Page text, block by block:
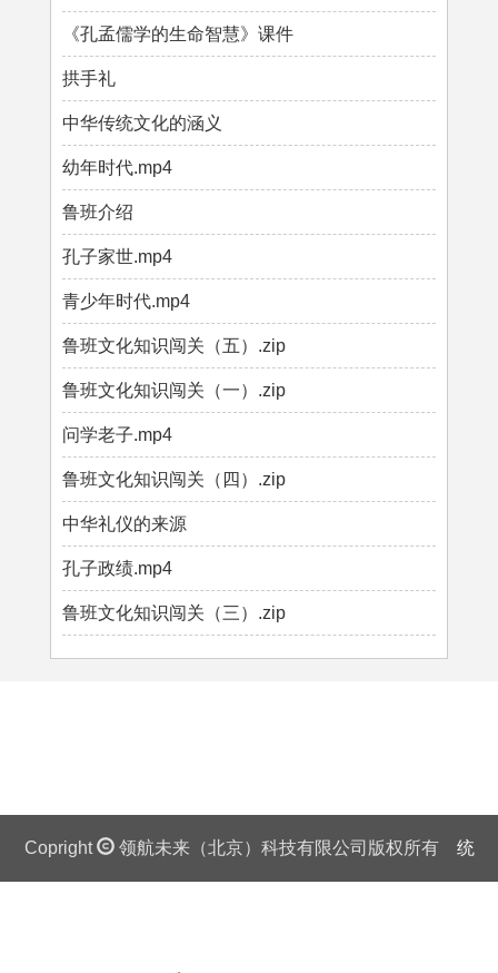
《孔孟儒学的生命智慧》课件
拱手礼
中华传统文化的涵义
幼年时代.mp4
鲁班介绍
孔子家世.mp4
青少年时代.mp4
鲁班文化知识闯关（五）.zip
鲁班文化知识闯关（一）.zip
问学老子.mp4
鲁班文化知识闯关（四）.zip
中华礼仪的来源
孔子政绩.mp4
鲁班文化知识闯关（三）.zip
Copright 领航未来（北京）科技有限公司版权所有 统